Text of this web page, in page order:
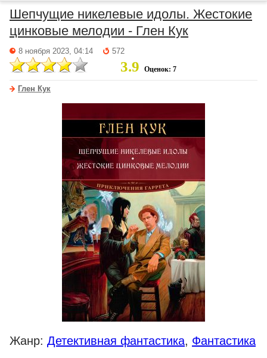
Шепчущие никелевые идолы. Жестокие
цинковые мелодии - Глен Кук
8 ноября 2023, 04:14 572
3.9 Оценок: 7
Глен Кук
Жанр: Детективная фантастика, Фантастика